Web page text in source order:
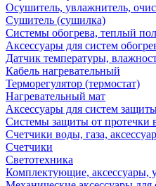
Осушитель, увлажнитель,
Сушитель (сушилка)
Системы обогрева, теплый
Аксессуары для систем
Датчик температуры,
Кабель нагревательный
Терморегулятор (термостат)
Нагревательный мат
Аксессуары для систем
Системы защиты от протечки
Счетчики воды, газа,
Счетчики
Светотехника
Комплектующие, аксессуары,